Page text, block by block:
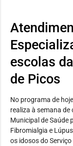
escolas
de Picos
No programa de
realiza à semana
Municipal de Saúde
Fibromialgia e
os idosos do